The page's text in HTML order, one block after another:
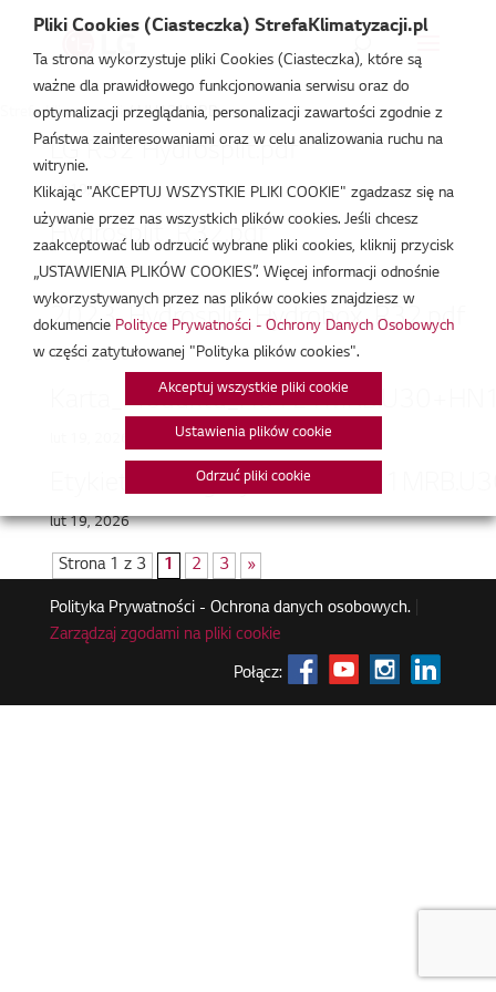
Strefa Klimatyzacji /HU121MRB
LG R32 Hydrosplit.pdf
lut 19, 2026
Hydrosplit_R32.pdf
lut 19, 2026
2023_Hydrosplit_Hydrobox_R32.pdf
lut 19, 2026
lut 19, 2026
Strona 1 z 3 1 2 3 »
Polityka Prywatności - Ochrona danych osobowych.|
Zarządzaj zgodami na pliki cookie
Połącz:
Pliki Cookies (Ciasteczka) StrefaKlimatyzacji.pl
Ta strona wykorzystuje pliki Cookies (Ciasteczka), które są
ważne dla prawidłowego funkcjonowania serwisu oraz do
optymalizacji przeglądania, personalizacji zawartości zgodnie z
Państwa zainteresowaniami oraz w celu analizowania ruchu na
witrynie.
Klikając "AKCEPTUJ WSZYSTKIE PLIKI COOKIE" zgadzasz się na
używanie przez nas wszystkich plików cookies. Jeśli chcesz
zaakceptować lub odrzucić wybrane pliki cookies, kliknij przycisk
„USTAWIENIA PLIKÓW COOKIES”. Więcej informacji odnośnie
wykorzystywanych przez nas plików cookies znajdziesz w
dokumencie Polityce Prywatności - Ochrony Danych Osobowych
w części zatytułowanej "Polityka plików cookies".
Akceptuj wszystkie pliki cookie
Ustawienia plików cookie
Odrzuć pliki cookie